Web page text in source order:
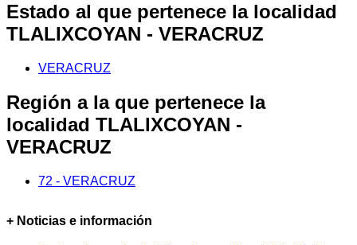
Estado al que pertenece la localidad
TLALIXCOYAN - VERACRUZ
VERACRUZ
Región a la que pertenece la
localidad TLALIXCOYAN -
VERACRUZ
72 - VERACRUZ
+ Noticias e información